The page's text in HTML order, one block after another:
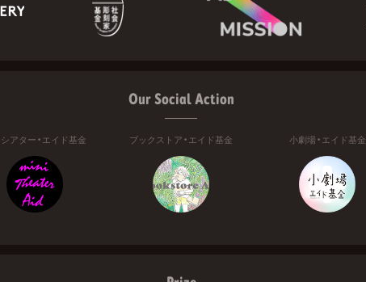
Our Social Action
アター・エイド基金 ブックストア・エイド基金 小劇場・エイド基金